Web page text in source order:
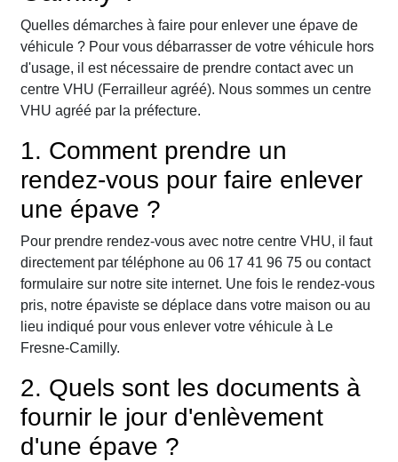
Quelles démarches à faire pour enlever une épave de
véhicule ? Pour vous débarrasser de votre véhicule hors
d'usage, il est nécessaire de prendre contact avec un
centre VHU (Ferrailleur agréé). Nous sommes un centre
VHU agréé par la préfecture.
1. Comment prendre un
rendez-vous pour faire enlever
une épave ?
Pour prendre rendez-vous avec notre centre VHU, il faut
directement par téléphone au 06 17 41 96 75 ou contact
formulaire sur notre site internet. Une fois le rendez-vous
pris, notre épaviste se déplace dans votre maison ou au
lieu indiqué pour vous enlever votre véhicule à Le
Fresne-Camilly.
2. Quels sont les documents à
fournir le jour d'enlèvement
d'une épave ?